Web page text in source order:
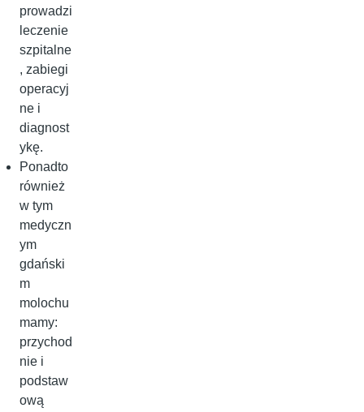
prowadzi
leczenie
szpitalne
, zabiegi
operacyj
ne i
diagnost
ykę.
Ponadto
również
w tym
medyczn
ym
gdański
m
molochu
mamy:
przychod
nie i
podstaw
ową